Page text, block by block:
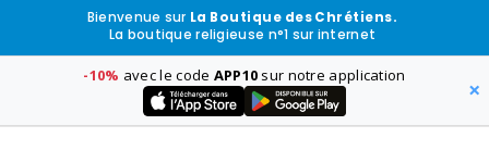
Bienvenue sur La Boutique des Chrétiens.
La boutique religieuse n°1 sur internet
-10% avec le code APP10 sur notre application
×